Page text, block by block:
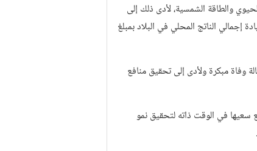
الحيوي والطاقة الشمسية، لأدى ذلك إلى
بنسبة 11 في المائة وتوفير 1400 فرصة عمل وزيادة إجمالي الناتج المحلي في البلاد بمبلغ
وفاة مبكرة ولأدى إلى تحقيق منافع
سعيها في الوقت ذاته لتحقيق نمو